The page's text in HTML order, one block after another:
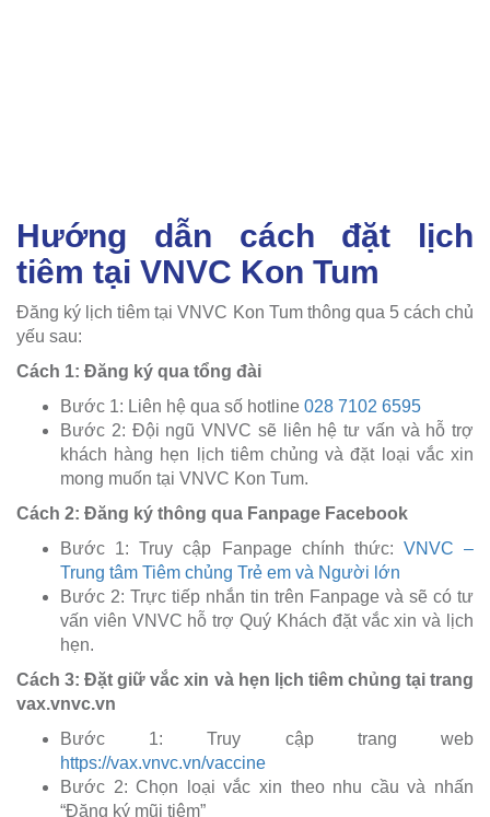
Hướng dẫn cách đặt lịch
tiêm tại VNVC Kon Tum
Đăng ký lịch tiêm tại VNVC Kon Tum thông qua 5 cách chủ
yếu sau:
Cách 1: Đăng ký qua tổng đài
Bước 1: Liên hệ qua số hotline 028 7102 6595
Bước 2: Đội ngũ VNVC sẽ liên hệ tư vấn và hỗ trợ
khách hàng hẹn lịch tiêm chủng và đặt loại vắc xin
mong muốn tại VNVC Kon Tum.
Cách 2: Đăng ký thông qua Fanpage Facebook
Bước 1: Truy cập Fanpage chính thức: VNVC –
Trung tâm Tiêm chủng Trẻ em và Người lớn
Bước 2: Trực tiếp nhắn tin trên Fanpage và sẽ có tư
vấn viên VNVC hỗ trợ Quý Khách đặt vắc xin và lịch
hẹn.
Cách 3: Đặt giữ vắc xin và hẹn lịch tiêm chủng tại trang
vax.vnvc.vn
Bước 1: Truy cập trang web
https://vax.vnvc.vn/vaccine
Bước 2: Chọn loại vắc xin theo nhu cầu và nhấn
“Đăng ký mũi tiêm”